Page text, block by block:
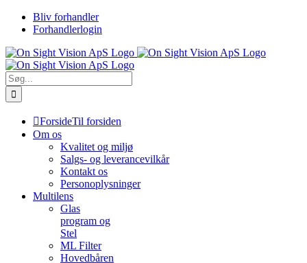
Skip
Bliv forhandler
Forhandlerlogin
Søg
efter:
ForsideTil forsiden
Om os
Kvalitet og miljø
Salgs- og leverancevilkår
Kontakt os
Personoplysninger
Multilens
Glas
program og
Stel
ML Filter
Hovedbåren